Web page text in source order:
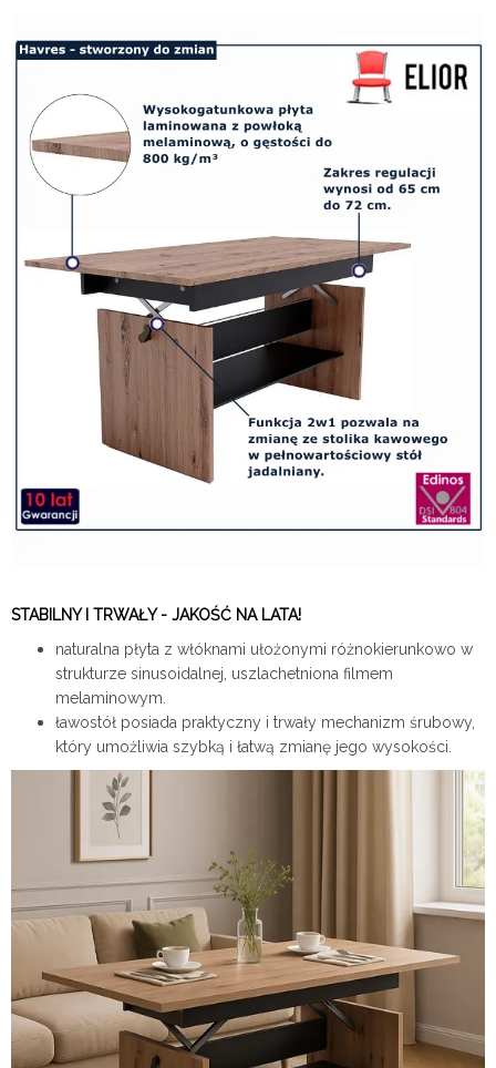
STABILNY I TRWAŁY - JAKOŚĆ NA LATA!
naturalna płyta z włóknami ułożonymi różnokierunkowo w
strukturze sinusoidalnej, uszlachetniona filmem
melaminowym.
ławostół posiada praktyczny i trwały mechanizm śrubowy,
który umożliwia szybką i łatwą zmianę jego wysokości.